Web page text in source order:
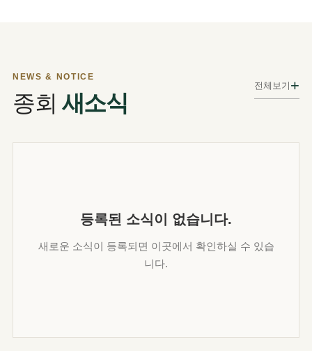
NEWS & NOTICE
종회 새소식
전체보기 +
등록된 소식이 없습니다.
새로운 소식이 등록되면 이곳에서 확인하실 수 있습
니다.